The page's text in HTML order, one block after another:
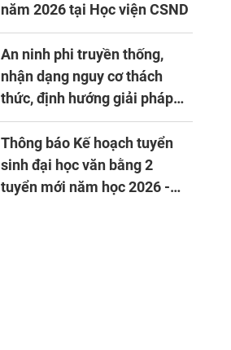
năm 2026 tại Học viện CSND
An ninh phi truyền thống,
nhận dạng nguy cơ thách
thức, định hướng giải pháp
đảm bảo an ninh quốc gia
trong tình hình hiện nay
Thông báo Kế hoạch tuyển
sinh đại học văn bằng 2
tuyển mới năm học 2026 -